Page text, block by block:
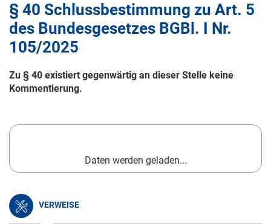
§ 40 Schlussbestimmung zu Art. 5
des Bundesgesetzes BGBl. I Nr.
105/2025
Zu § 40 existiert gegenwärtig an dieser Stelle keine
Kommentierung.
Daten werden geladen...
VERWEISE